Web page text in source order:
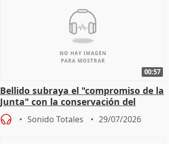
00:57
Bellido subraya el "compromiso de la
Junta" con la conservación del
patrimonio en Córdoba
Sonido Totales 29/07/2026